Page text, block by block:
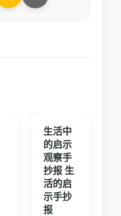
生活中
的启示
观察手
抄报 生
活的启
示手抄
报